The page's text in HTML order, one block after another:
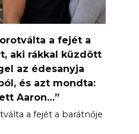
a fejét a
aki rákkal küzdött
az édesanyja
és azt mondta:
Aaron…”
a fejét a barátnője